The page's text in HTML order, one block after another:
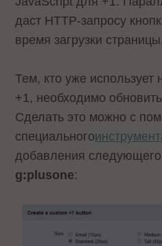
даст HTTP-запросу
время загрузки страницы.
Тем, кто уже использует
+1, необходимо
Сделать это можно с
специального
добавления следующего
g:plusone: